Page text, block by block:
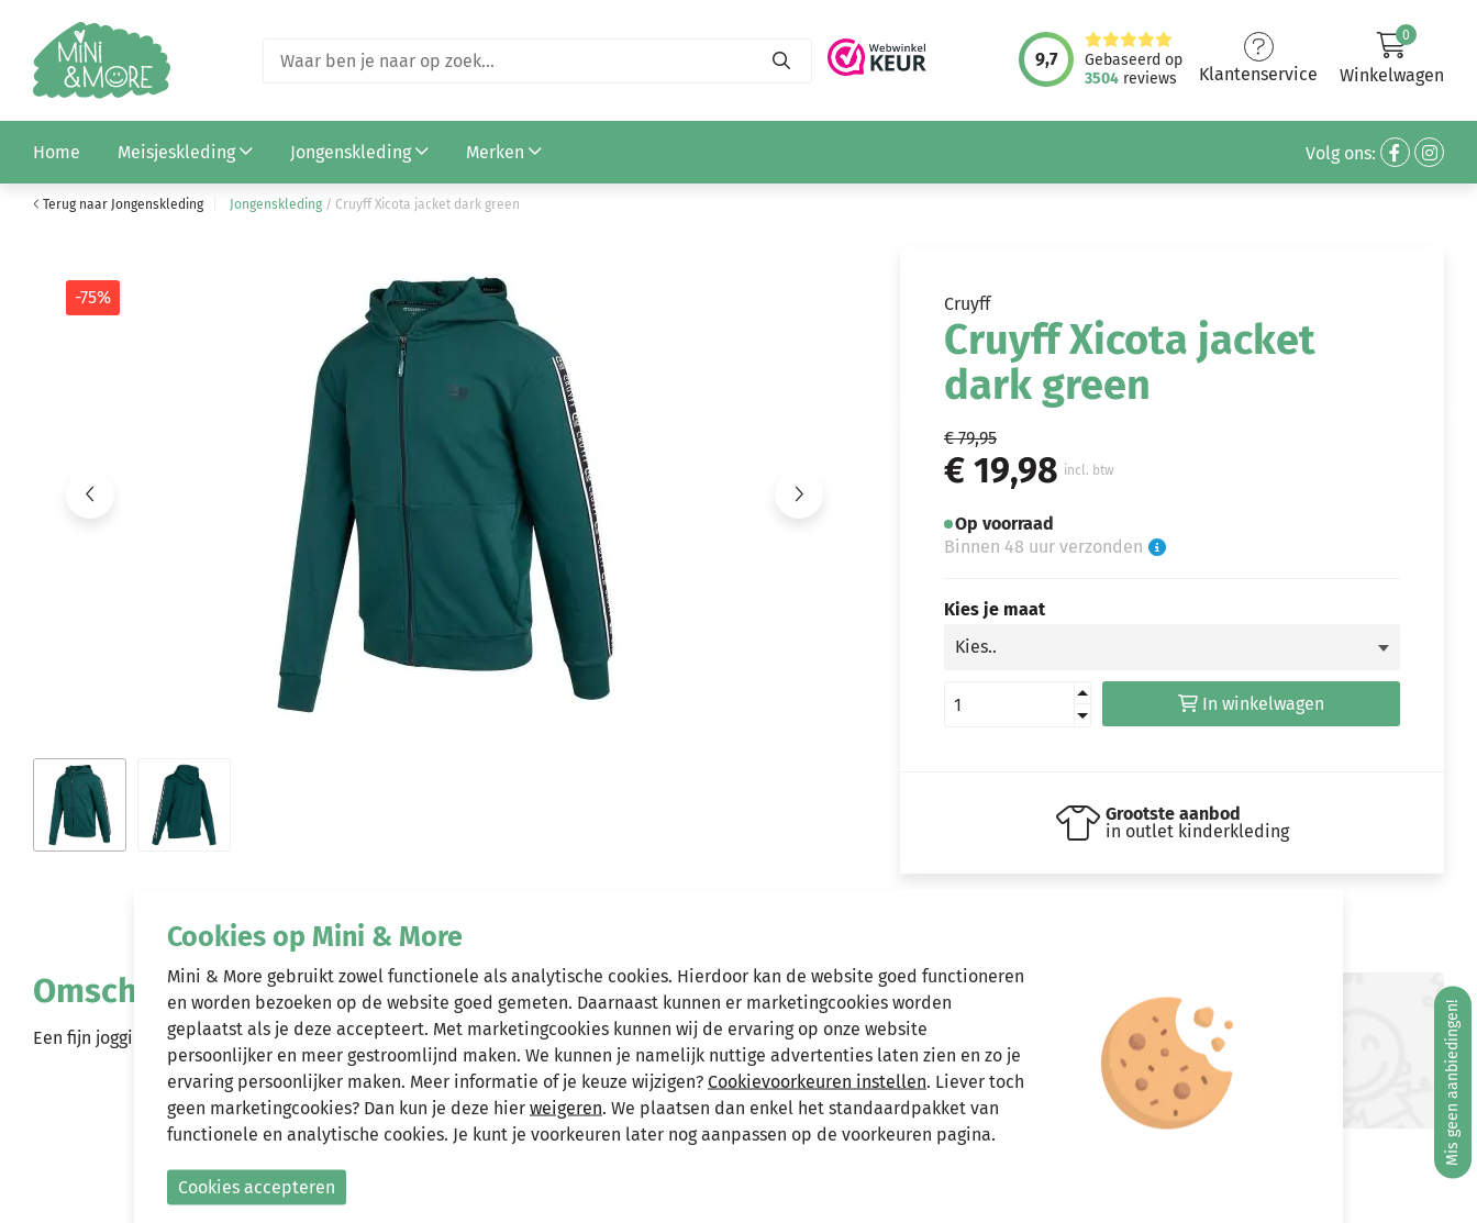
9,7
Gebaseerd op
3504 reviews Klantenservice
0
Winkelwagen
Home Meisjeskleding Jongenskleding Merken Volg ons:
Terug naar Jongenskleding Jongenskleding / Cruyff Xicota jacket dark green
Cruyff
Cruyff Xicota jacket
dark green
-75%
€ 79,95
€ 19,98 incl. btw
Op voorraad
Binnen 48 uur verzonden
Kies je maat
In winkelwagen
Grootste aanbod
in outlet kinderkleding
Omschrijving
Een fijn joggingvest in de kleur dark green.
Heeft u vragen?
Stuur een e-mail
info@miniandmore.nl
€ 79,95 € 19,98
Mis geen aanbiedingen!
Cookies op Mini & More
Mini & More gebruikt zowel functionele als analytische cookies. Hierdoor kan de website goed functioneren
en worden bezoeken op de website goed gemeten. Daarnaast kunnen er marketingcookies worden
geplaatst als je deze accepteert. Met marketingcookies kunnen wij de ervaring op onze website
persoonlijker en meer gestroomlijnd maken. We kunnen je namelijk nuttige advertenties laten zien en zo je
ervaring persoonlijker maken. Meer informatie of je keuze wijzigen? Cookievoorkeuren instellen. Liever toch
geen marketingcookies? Dan kun je deze hier weigeren. We plaatsen dan enkel het standaardpakket van
functionele en analytische cookies. Je kunt je voorkeuren later nog aanpassen op de voorkeuren pagina.
Cookies accepteren